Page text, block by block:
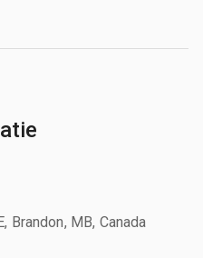
Brandon, MB, Canada